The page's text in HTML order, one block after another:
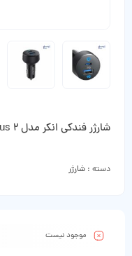
شارژر فندکی انکر مدل A2721 PowerDrive PD Plus 2
دسته : شارژر
موجود نیست